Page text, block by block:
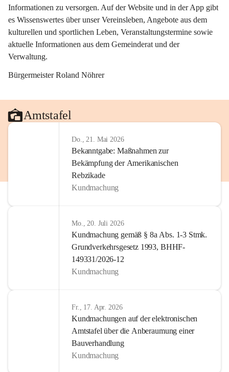
Informationen zu versorgen. Auf der Website und in der App gibt
es Wissenswertes über unser Vereinsleben, Angebote aus dem
kulturellen und sportlichen Leben, Veranstaltungstermine sowie
aktuelle Informationen aus dem Gemeinderat und der
Verwaltung.
Bürgermeister Roland Nöhrer
Amtstafel
Do., 21. Mai 2026
Bekanntgabe: Maßnahmen zur
Bekämpfung der Amerikanischen
Rebzikade
Kundmachung
Mo., 20. Juli 2026
Kundmachung gemäß § 8a Abs. 1-3 Stmk.
Grundverkehrsgesetz 1993, BHHF-
149331/2026-12
Kundmachung
Fr., 17. Apr. 2026
Kundmachungen auf der elektronischen
Amtstafel über die Anberaumung einer
Bauverhandlung
Kundmachung